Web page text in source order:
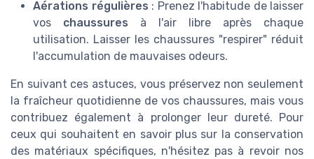
Aérations régulières : Prenez l'habitude de laisser
vos chaussures à l'air libre après chaque
utilisation. Laisser les chaussures "respirer" réduit
l'accumulation de mauvaises odeurs.
En suivant ces astuces, vous préservez non seulement
la fraîcheur quotidienne de vos chaussures, mais vous
contribuez également à prolonger leur dureté. Pour
ceux qui souhaitent en savoir plus sur la conservation
des matériaux spécifiques, n'hésitez pas à revoir nos